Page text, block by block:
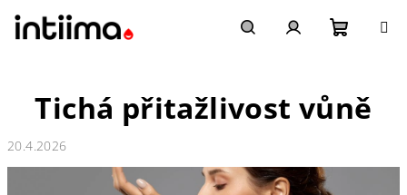
obsah
košík
Tichá přitažlivost vůně
20.4.2026